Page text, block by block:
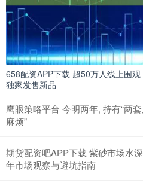
658配资APP下载 超50万人线上围
独家发售新品
鹰眼策略平台 今明两年, 持有“两
麻烦”
期货配资吧APP下载 紫砂市场水
年市场观察与避坑指南